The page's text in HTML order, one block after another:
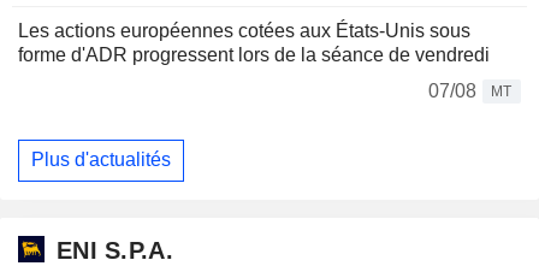
Les actions européennes cotées aux États-Unis sous
forme d'ADR progressent lors de la séance de vendredi
07/08
MT
Plus d'actualités
ENI S.P.A.